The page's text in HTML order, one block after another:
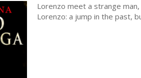
Lorenzo meet a strange
Lorenzo: a jump in the past,